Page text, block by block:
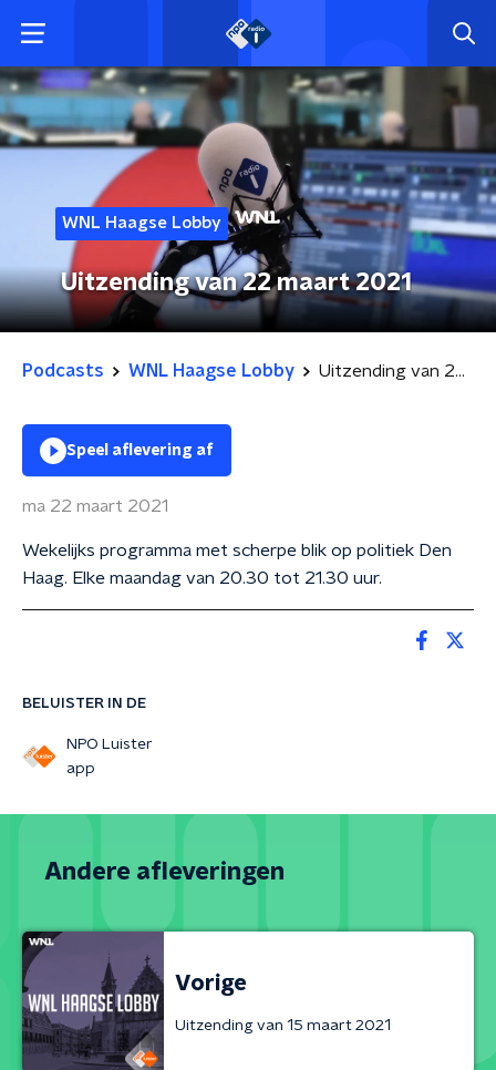
WNL Haagse Lobby
Uitzending van 22 maart 2021
Podcasts WNL Haagse Lobby Uitzending van 22 maart 2021
BELUISTER IN DE
NPO Luister
app
Speel aflevering af
ma 22 maart 2021
Wekelijks programma met scherpe blik op politiek Den
Haag. Elke maandag van 20.30 tot 21.30 uur.
Andere afleveringen
Vorige
Uitzending van 15 maart 2021